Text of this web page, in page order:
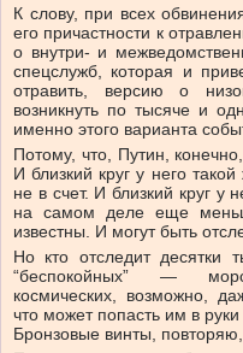
К слову, при всех
его причастности к
о внутри- и
спецслужб, которая и
отравить, версию о
возникнуть по тысяче и
именно этого варианта
Потому, что, Путин,
И близкий круг у него
не в счет. И близкий круг у
на самом деле еще
известны. И могут быть
Но кто отследит десятки
“беспокойных” —
космических, возможно,
что может попасть им в
Бронзовые винты,